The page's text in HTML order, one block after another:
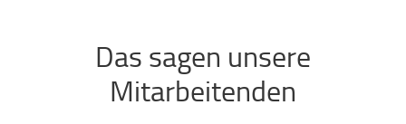
Das sagen unsere
Mitarbeitenden